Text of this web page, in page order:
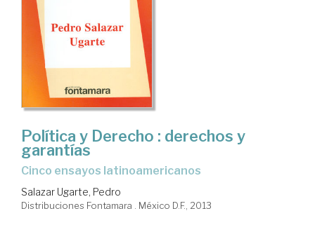
Política y Derecho : derechos y
garantías
Cinco ensayos latinoamericanos
Salazar Ugarte, Pedro
Distribuciones Fontamara . México D.F., 2013